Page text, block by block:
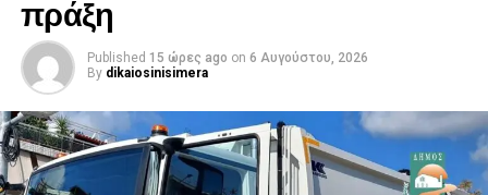
πράξη
Published 15 ώρες ago on 6 Αυγούστου, 2026
By dikaiosinisimera